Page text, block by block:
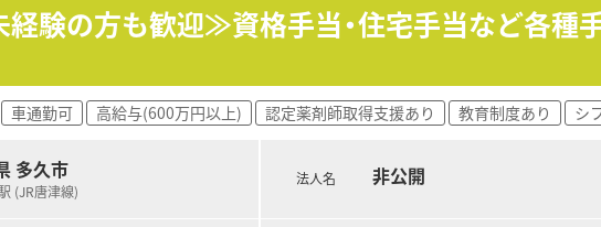
ける環境作り＞
サポート企業」として、厚生労働大臣の認定を受けた証でかつ継続的な促
す。
調剤・監査・投薬」の流れのルールが統一されているためヘルプや異動の際
方も勤務実績に準じて法定通りの有給休暇がございます。
研修制度＞
ん認定薬剤師や漢方専門薬剤師も在籍しています。
ん認定、糖尿病や在宅をケアする専門薬剤師を育てるプロジェクトを開始
経験の方も歓迎≫資格手当・住宅手当など各
車通勤可 高給与(600万円以上) 認定薬剤師取得支援あり 教育制度あり シ
多久市
(JR唐津線)
法人名 非公開